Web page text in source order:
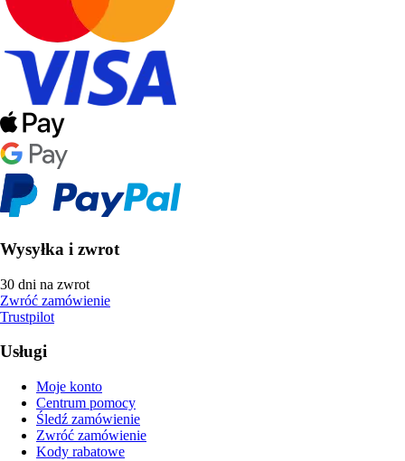
Wysyłka i zwrot
30 dni na zwrot
Zwróć zamówienie
Trustpilot
Usługi
Moje konto
Centrum pomocy
Śledź zamówienie
Zwróć zamówienie
Kody rabatowe